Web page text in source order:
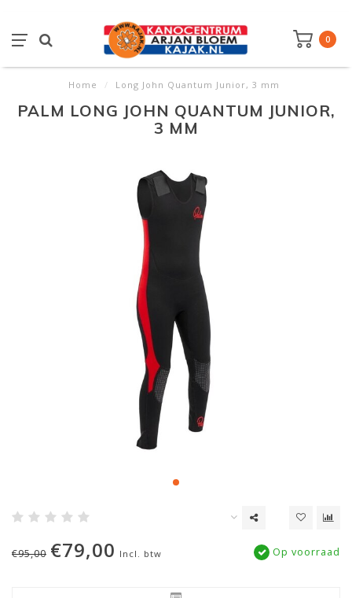
0
Home / Long John Quantum Junior, 3 mm
PALM LONG JOHN QUANTUM JUNIOR,
3 MM
€95,00 €79,00 Incl. btw Op voorraad